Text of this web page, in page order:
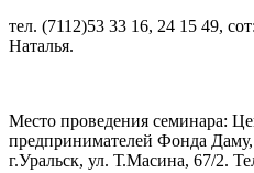
тел. (7112)53 33 16, 24 15 49,
Наталья.
Место проведения семинара:
предпринимателей Фонда
г.Уральск, ул. Т.Масина, 67/2.